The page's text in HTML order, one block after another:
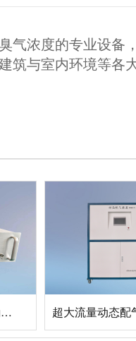
气浓度的专业设备
与室内环境等各大
超高耐压超大压差自动混气仪SSGM-2